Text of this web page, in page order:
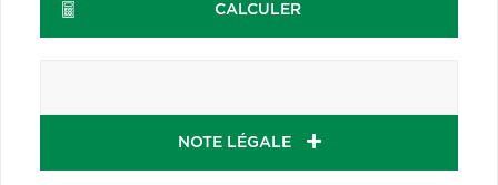
CALCULER
NOTE LÉGALE